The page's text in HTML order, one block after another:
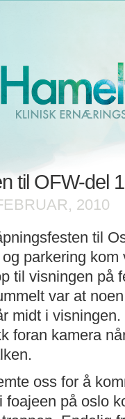
til OFW-del 1
2010
til
parkering
til visningen på
var at
midt i
foran kamera
oss for å
foajeen på oslo